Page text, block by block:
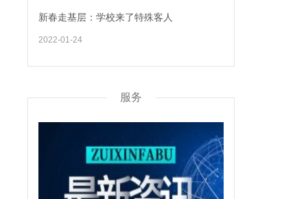
新春走基层：学校来了特殊客人
2022-01-24
服务